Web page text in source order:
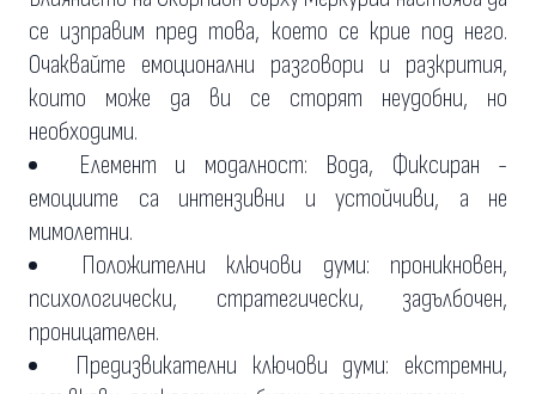
се изправим пред това, което се крие под него.
Очаквайте емоционални разговори и разкрития,
които може да ви се сторят неудобни, но
необходими.
Елемент и модалност: Вода, Фиксиран -
емоциите са интензивни и устойчиви, а не
мимолетни.
Положителни ключови думи: проникновен,
психологически, стратегически, задълбочен,
проницателен.
Предизвикателни ключови думи: екстремни,